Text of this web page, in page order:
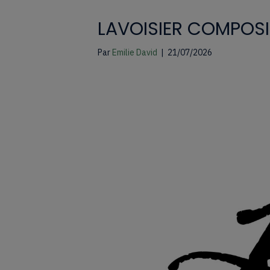
LAVOISIER
Par Emilie David | 21/07/2026